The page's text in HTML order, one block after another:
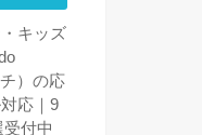
キッズ
）の応
応｜9
付中